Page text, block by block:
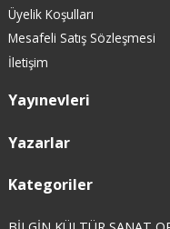
Üyelik Koşulları
Mesafeli Satış Sözleşmesi
İletişim
Yayınevleri
Yazarlar
Kategoriler